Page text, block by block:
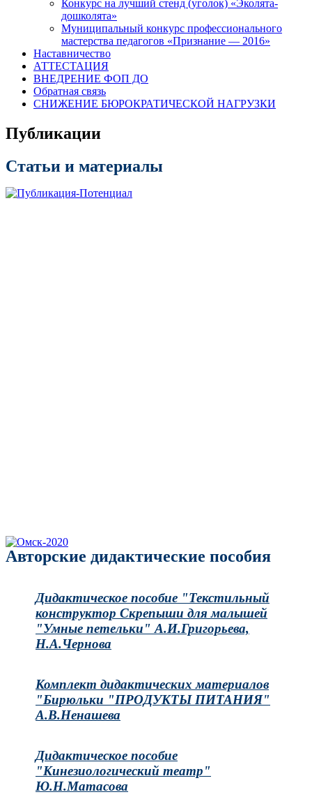
Конкурс на лучший стенд (уголок) «Эколята-
дошколята»
Муниципальный конкурс профессионального
мастерства педагогов «Признание — 2016»
Наставничество
АТТЕСТАЦИЯ
ВНЕДРЕНИЕ ФОП ДО
Обратная связь
СНИЖЕНИЕ БЮРОКРАТИЧЕСКОЙ НАГРУЗКИ
Публикации
Статьи и материалы
Авторские дидактические пособия
Дидактическое пособие "Текстильный
конструктор Скрепыши для малышей
"Умные петельки" А.И.Григорьева,
Н.А.Чернова
Комплект дидактических материалов
"Бирюльки "ПРОДУКТЫ ПИТАНИЯ"
А.В.Ненашева
Дидактическое пособие
"Кинезиологический театр"
Ю.Н.Матасова